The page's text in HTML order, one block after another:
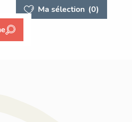
Ma sélection (0)